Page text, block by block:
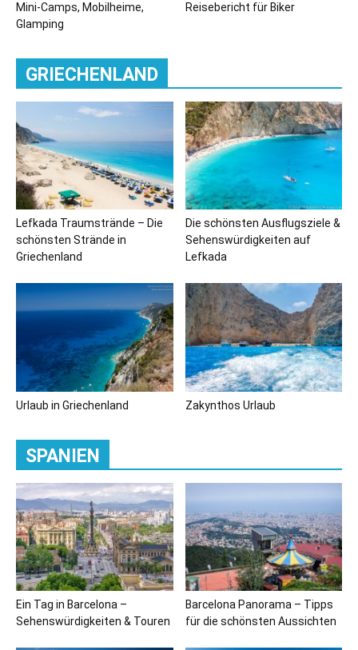
Mini-Camps, Mobilheime,
Glamping
Reisebericht für Biker
GRIECHENLAND
Lefkada Traumstrände – Die
schönsten Strände in
Griechenland
Die schönsten Ausflugsziele &
Sehenswürdigkeiten auf
Lefkada
Urlaub in Griechenland Zakynthos Urlaub
SPANIEN
Ein Tag in Barcelona –
Sehenswürdigkeiten & Touren
Barcelona Panorama – Tipps
für die schönsten Aussichten